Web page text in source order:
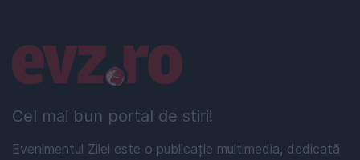
Cel mai bun portal de stiri!
Evenimentul Zilei este o publicație multimedia, dedicată
Linkuri utile